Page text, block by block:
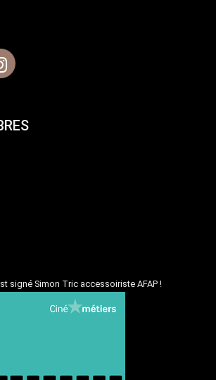
signé Simon Tric accessoiriste AFAP !